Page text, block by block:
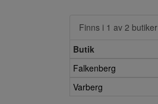
Finns i 1 av 2 butiker
Butik
Falkenberg
Varberg